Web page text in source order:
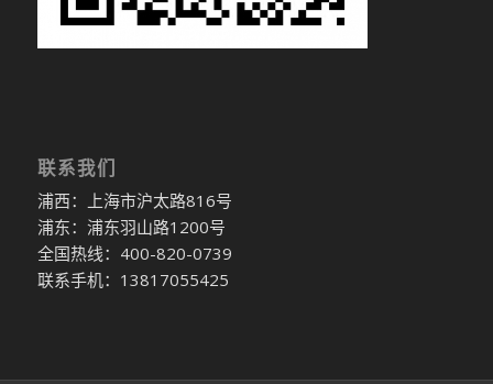
联系我们
浦西：上海市沪太路816号
浦东：浦东羽山路1200号
全国热线：400-820-0739
联系手机：13817055425